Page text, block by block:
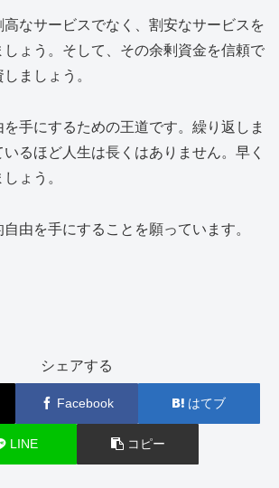
なサービスでなく、割安なサービスを
ょう。そして、その余剰資金を信頼で
ましょう。
手にするための王道です。繰り返しま
るほど人生は長くはありません。早く
ょう。
由を手にすることを願っています。
シェアする
Facebook はてブ
LINE コピー